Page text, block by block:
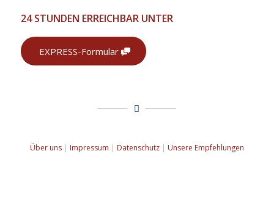
24 STUNDEN ERREICHBAR UNTER
EXPRESS-Formular
Über uns| Impressum | Datenschutz | Unsere Empfehlungen